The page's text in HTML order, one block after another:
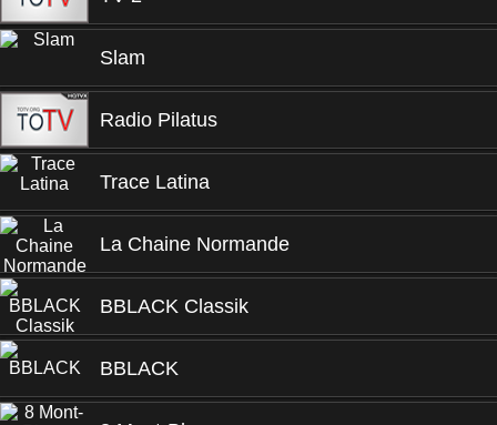
Slam
Radio Pilatus
Trace Latina
La Chaine Normande
BBLACK Classik
BBLACK